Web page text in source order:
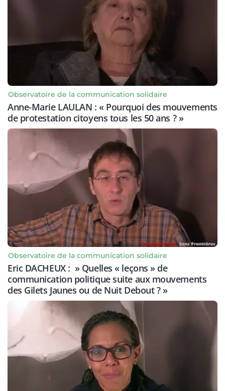
Observatoire de la communication solidaire
Anne-Marie LAULAN : « Pourquoi des mouvements
de protestation citoyens tous les 50 ans ? »
Observatoire de la communication solidaire
Eric DACHEUX : » Quelles « leçons » de
communication politique suite aux mouvements
des Gilets Jaunes ou de Nuit Debout ? »